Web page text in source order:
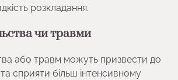
розкладання.
чи травми
або травм можуть призвести до
сприяти більш інтенсивному